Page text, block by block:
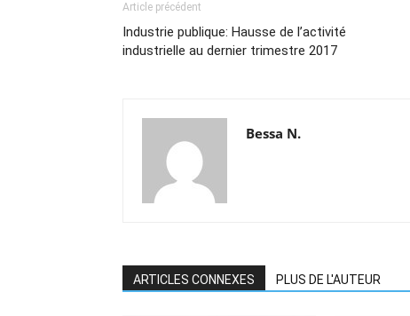
Article précédent
Industrie publique: Hausse de l’activité
industrielle au dernier trimestre 2017
Bessa N.
ARTICLES CONNEXES PLUS DE L'AUTEUR